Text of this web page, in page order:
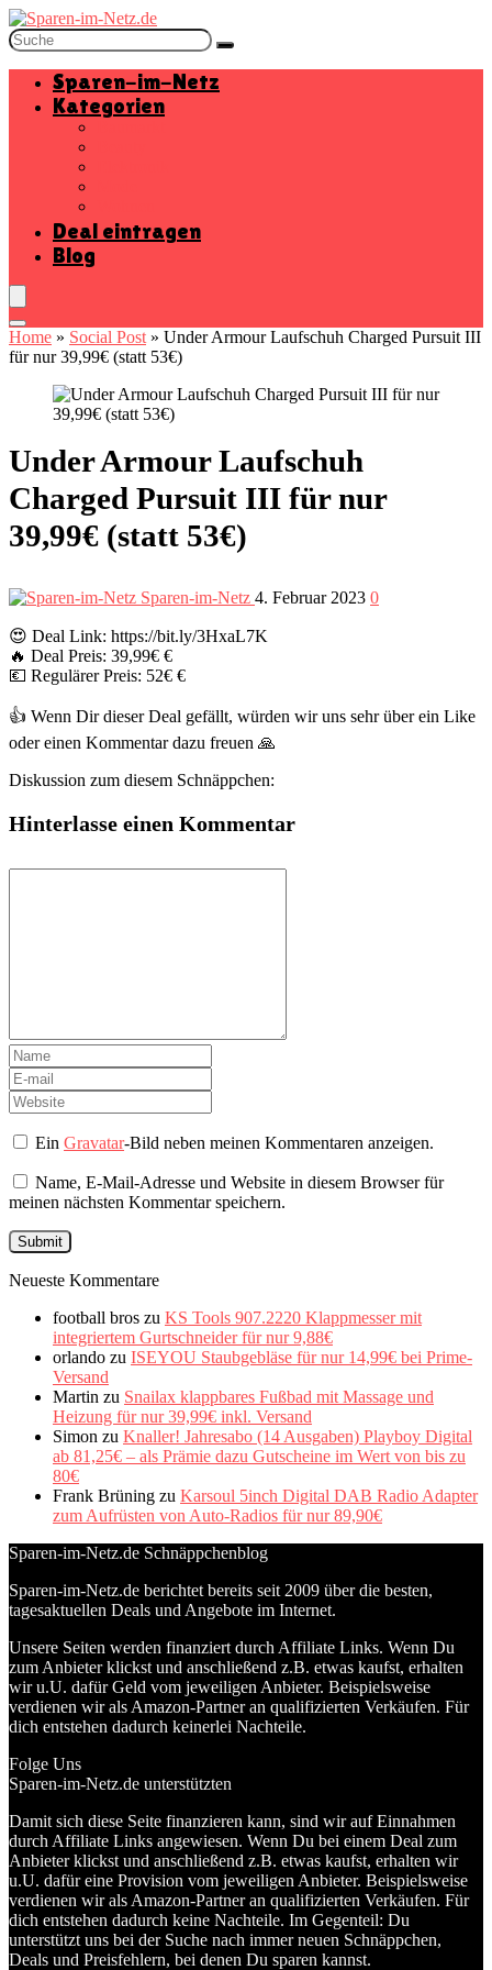
Sparen-im-Netz
Kategorien
Deal eintragen
Blog
Home » Social Post » Under Armour Laufschuh Charged Pursuit III
für nur 39,99€ (statt 53€)
Under Armour Laufschuh
Charged Pursuit III für nur
39,99€ (statt 53€)
Sparen-im-Netz 4. Februar 2023 0
😍 Deal Link: https://bit.ly/3HxaL7K
🔥 Deal Preis: 39,99€ €
💶 Regulärer Preis: 52€ €
👍 Wenn Dir dieser Deal gefällt, würden wir uns sehr über ein Like
oder einen Kommentar dazu freuen 🙏
Diskussion zum diesem Schnäppchen:
Hinterlasse einen Kommentar
EinGravatar-Bild neben meinen Kommentaren anzeigen.
Name, E-Mail-Adresse und Website in diesem Browser für
meinen nächsten Kommentar speichern.
Neueste Kommentare
football bros zu KS Tools 907.2220 Klappmesser mit
integriertem Gurtschneider für nur 9,88€
orlando zu ISEYOU Staubgebläse für nur 14,99€ bei Prime-
Versand
Martin zu Snailax klappbares Fußbad mit Massage und
Heizung für nur 39,99€ inkl. Versand
Simon zu Knaller! Jahresabo (14 Ausgaben) Playboy Digital
ab 81,25€ – als Prämie dazu Gutscheine im Wert von bis zu
80€
Frank Brüning zu Karsoul 5inch Digital DAB Radio Adapter
zum Aufrüsten von Auto-Radios für nur 89,90€
Sparen-im-Netz.de Schnäppchenblog
Sparen-im-Netz.de berichtet bereits seit 2009 über die besten,
tagesaktuellen Deals und Angebote im Internet.
Unsere Seiten werden finanziert durch Affiliate Links. Wenn Du
zum Anbieter klickst und anschließend z.B. etwas kaufst, erhalten
wir u.U. dafür Geld vom jeweiligen Anbieter. Beispielsweise
verdienen wir als Amazon-Partner an qualifizierten Verkäufen. Für
dich entstehen dadurch keinerlei Nachteile.
Folge Uns
Sparen-im-Netz.de unterstützten
Damit sich diese Seite finanzieren kann, sind wir auf Einnahmen
durch Affiliate Links angewiesen. Wenn Du bei einem Deal zum
Anbieter klickst und anschließend z.B. etwas kaufst, erhalten wir
u.U. dafür eine Provision vom jeweiligen Anbieter. Beispielsweise
verdienen wir als Amazon-Partner an qualifizierten Verkäufen. Für
dich entstehen dadurch keine Nachteile. Im Gegenteil: Du
unterstützt uns bei der Suche nach immer neuen Schnäppchen,
Deals und Preisfehlern, bei denen Du sparen kannst.